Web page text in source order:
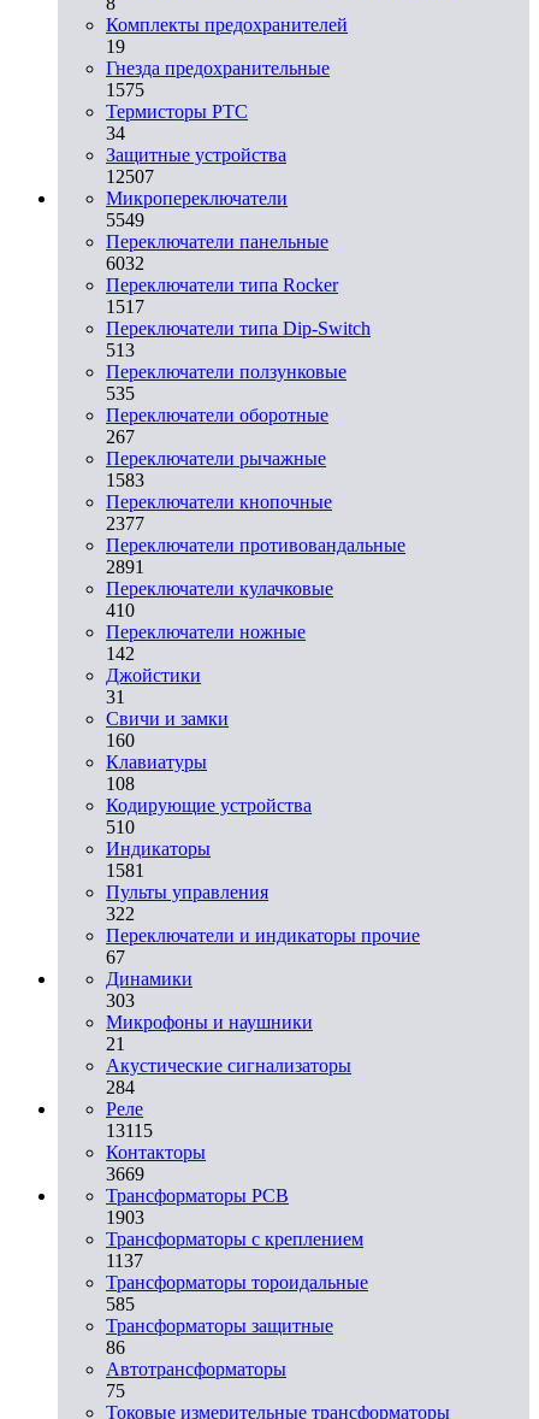
Комплекты предохранителей
19
Гнезда предохранительные
1575
Термисторы PTC
34
Защитные устройства
12507
Микропереключатели
5549
Переключатели панельные
6032
Переключатели типа Rocker
1517
Переключатели типа Dip-Switch
513
Переключатели ползунковые
535
Переключатели оборотные
267
Переключатели рычажные
1583
Переключатели кнопочные
2377
Переключатели противовандальные
2891
Переключатели кулачковые
410
Переключатели ножные
142
Джойстики
31
Свичи и замки
160
Клавиатуры
108
Кодирующие устройства
510
Индикаторы
1581
Пульты управления
322
Переключатели и индикаторы прочие
67
Динамики
303
Микрофоны и наушники
21
Акустические сигнализаторы
284
Реле
13115
Контакторы
3669
Трансформаторы PCB
1903
Трансформаторы с креплением
1137
Трансформаторы тороидальные
585
Трансформаторы защитные
86
Автотрансформаторы
75
Токовые измерительные трансформаторы